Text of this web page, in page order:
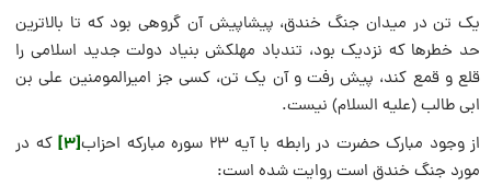
یک تن در میدان جنگ خندق، پیشاپیش آن گروهی بود که تا بالاترین
حد خطرها که نزدیک بود، تندباد مهلکش بنیاد دولت جدید اسلامی را
قلع و قمع کند، پیش رفت و آن یک تن، کسی جز امیرالمومنین علی بن
ابی طالب (علیه السلام) نیست.
از وجود مبارک حضرت در رابطه با آیه 23 سوره مبارکه احزاب
[3]
که در
مورد جنگ خندق است روایت شده است: